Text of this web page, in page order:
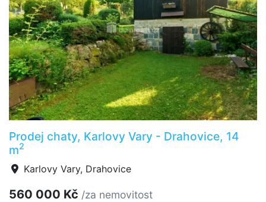
Prodej chaty, Karlovy Vary - Drahovice, 14
m2
Karlovy Vary, Drahovice
560 000 Kč /za nemovitost